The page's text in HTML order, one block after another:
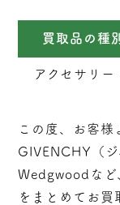
買取品の種別
アクセサリー
この度、お客様
GIVENCHY（ジ
Wedgwoodなど
をまとめてお買